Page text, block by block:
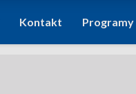
Kontakt Programy